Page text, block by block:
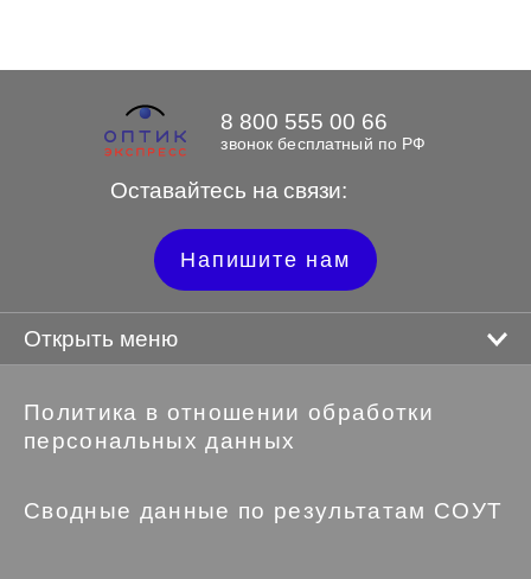
Оставайтесь на связи:
8 800 555 00 66
звонок бесплатный по РФ
Напишите нам
Открыть меню
Политика в отношении обработки
персональных данных
Сводные данные по результатам СОУТ